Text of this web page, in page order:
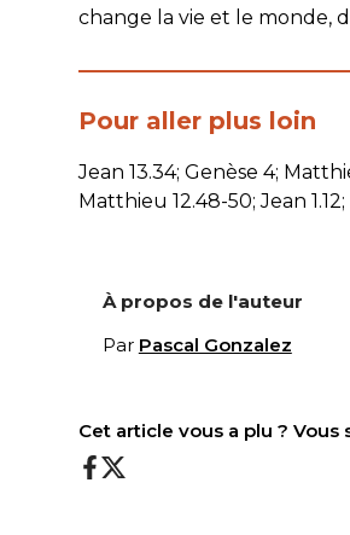
change la vie et le monde,
Pour aller plus loin
Jean 13.34; Genèse 4;
Matthieu 12.48-50; Jean
À propos de l'auteur
Par Pascal Gonzalez
Cet article vous a plu ?